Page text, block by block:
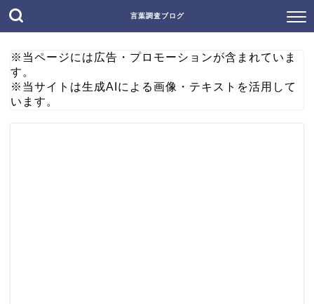
言葉調査ブログ
※当ページには広告・プロモーションが含まれていま
す。
※当サイトは生成AIによる画像・テキストを活用して
います。